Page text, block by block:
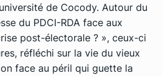
de Cocody. Autour du
du PDCI-RDA face aux
post-électorale ? », ceux-ci
réfléchi sur la vie du vieux
face au péril qui guette la